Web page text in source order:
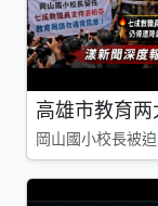
高雄市教育
岡山國小校長被